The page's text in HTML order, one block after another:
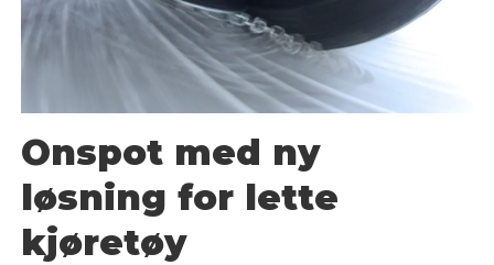
Onspot med ny
løsning for lette
kjøretøy